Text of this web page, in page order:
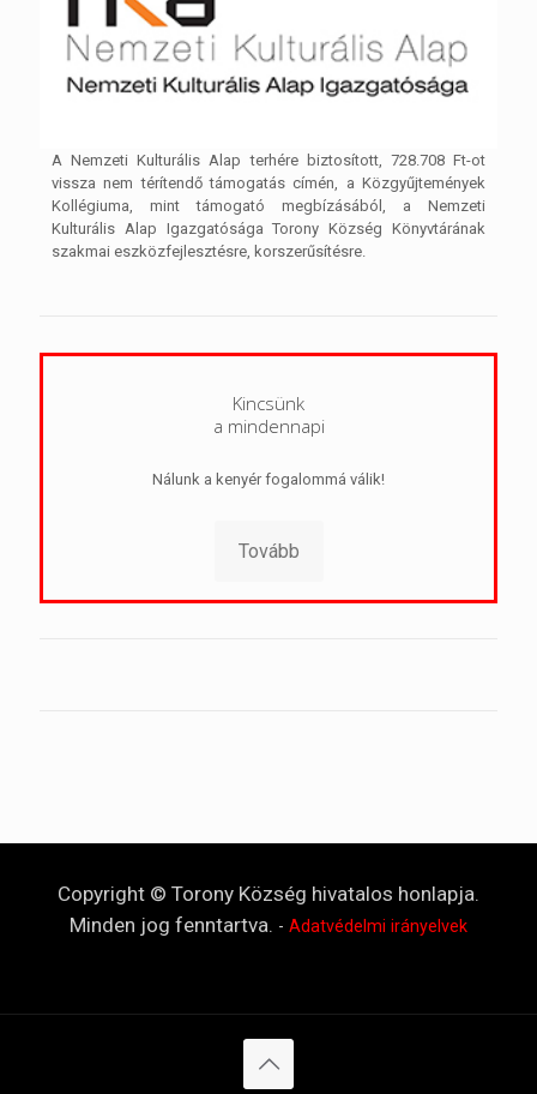
A Nemzeti Kulturális Alap terhére biztosított, 728.708 Ft-ot
vissza nem térítendő támogatás címén, a Közgyűjtemények
Kollégiuma, mint támogató megbízásából, a Nemzeti
Kulturális Alap Igazgatósága Torony Község Könyvtárának
szakmai eszközfejlesztésre, korszerűsítésre.
Kincsünk
a mindennapi
Nálunk a kenyér fogalommá válik!
Tovább
Copyright © Torony Község hivatalos honlapja.
Minden jog fenntartva. - Adatvédelmi irányelvek